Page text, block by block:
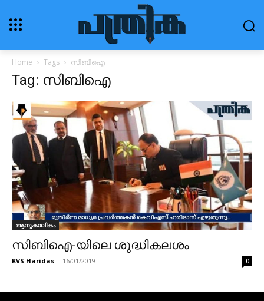
Home Tags സിബിഐ
Tag: സിബിഐ
ആനുകാലികം
സിബിഐ-യിലെ ശുദ്ധികലശം
KVS Haridas - 16/01/2019 0